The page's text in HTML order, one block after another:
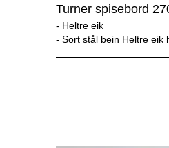
Turner spisebord
- Heltre eik
- Sort stål bein Heltre eik